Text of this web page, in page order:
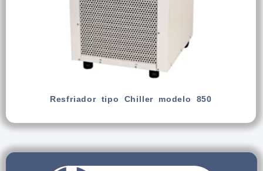
Resfriador tipo Chiller modelo 850